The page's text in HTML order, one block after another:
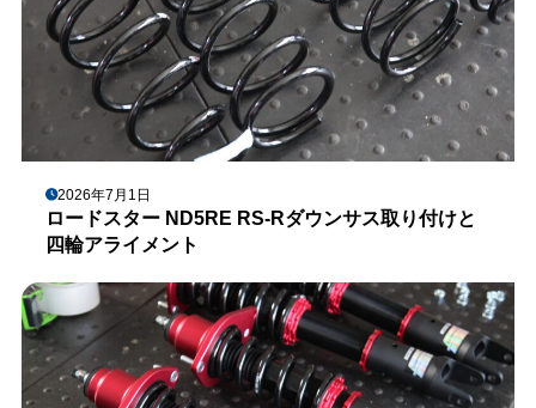
2026年7月1日
ロードスター ND5RE RS-Rダウンサス取り付けと
四輪アライメント